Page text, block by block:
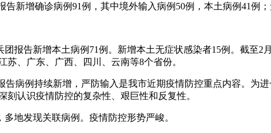
新增确诊病例91例，其中境外输入病例50例，本土病例41例
报告新增本土病例71例。新增本土无症状感染者15例。截至2
、广东、广西、四川、云南等8个省份。
病例持续新增，严防输入是我市近期疫情防控重点内容。为
认识疫情防控的复杂性、艰巨性和反复性。
地发现关联病例。疫情防控形势严峻。